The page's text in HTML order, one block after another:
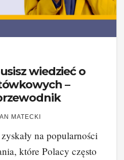
wiedzieć o
–
MATECKI
na popularności
które Polacy często